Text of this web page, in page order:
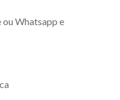
Whatsapp e